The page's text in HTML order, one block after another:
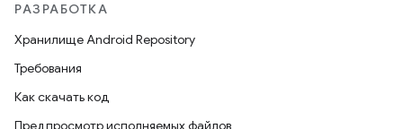
РАЗРАБОТКА
Хранилище Android Repository
Требования
Как скачать код
Предпросмотр исполняемых файлов